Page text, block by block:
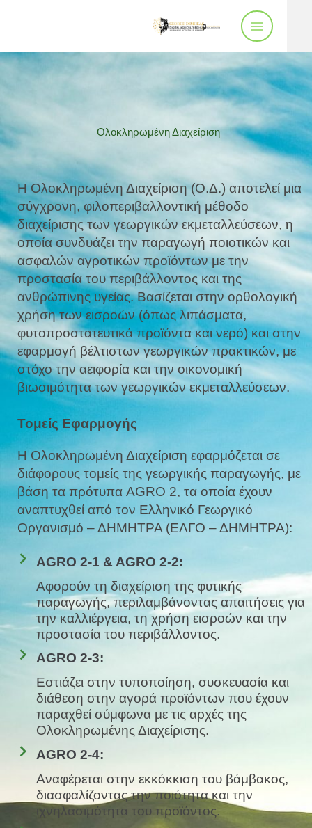
Ολοκληρωμένη Διαχείριση
Η Ολοκληρωμένη Διαχείριση (Ο.Δ.) αποτελεί μια
σύγχρονη, φιλοπεριβαλλοντική μέθοδο
διαχείρισης των γεωργικών εκμεταλλεύσεων, η
οποία συνδυάζει την παραγωγή ποιοτικών και
ασφαλών αγροτικών προϊόντων με την
προστασία του περιβάλλοντος και της
ανθρώπινης υγείας. Βασίζεται στην ορθολογική
χρήση των εισροών (όπως λιπάσματα,
φυτοπροστατευτικά προϊόντα και νερό) και στην
εφαρμογή βέλτιστων γεωργικών πρακτικών, με
στόχο την αειφορία και την οικονομική
βιωσιμότητα των γεωργικών εκμεταλλεύσεων.
Τομείς Εφαρμογής
Η Ολοκληρωμένη Διαχείριση εφαρμόζεται σε
διάφορους τομείς της γεωργικής παραγωγής, με
βάση τα πρότυπα AGRO 2, τα οποία έχουν
αναπτυχθεί από τον Ελληνικό Γεωργικό
Οργανισμό – ΔΗΜΗΤΡΑ (ΕΛΓΟ – ΔΗΜΗΤΡΑ):
AGRO 2-1 & AGRO 2-2:
Αφορούν τη διαχείριση της φυτικής
παραγωγής, περιλαμβάνοντας απαιτήσεις για
την καλλιέργεια, τη χρήση εισροών και την
προστασία του περιβάλλοντος.
AGRO 2-3:
Εστιάζει στην τυποποίηση, συσκευασία και
διάθεση στην αγορά προϊόντων που έχουν
παραχθεί σύμφωνα με τις αρχές της
Ολοκληρωμένης Διαχείρισης.
AGRO 2-4:
Αναφέρεται στην εκκόκκιση του βάμβακος,
διασφαλίζοντας την ποιότητα και την
ιχνηλασιμότητα του προϊόντος.